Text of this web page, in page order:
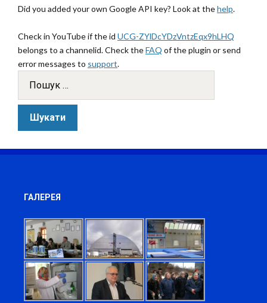
Did you added your own Google API key? Look at thehelp.
Check in YouTube if the id UCG-ZYlDcYDzVntzEqx9hLHQ
belongs to a channelid. Check theFAQ of the plugin or send
error messages to support.
ГАЛЕРЕЯ